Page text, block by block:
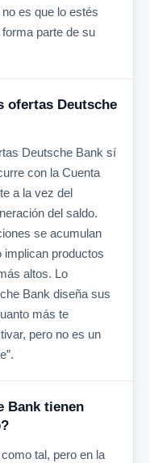
es que lo estés
parte de su
ofertas Deutsche
Deutsche Bank sí
con la Cuenta
a la vez del
del saldo.
se acumulan
implican productos
altos. Lo
Bank diseña sus
más te
pero no es un
Bank tienen
tal, pero en la